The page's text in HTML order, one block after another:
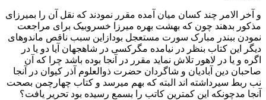
و آخر الامر چند کسان میان آمده مقرر نمودند که نقل آن را بمیرزای
مذکور بدهند چون که بهشت بهره میرزا خسروبیک برای مراجعت
نمودن ببندر مبارک سورت مستعجل بودازاین سبب ناقص ماندوهای
دیگر این کتاب بنظر در نیامده مگرکسی در شاهجهان آیا دو یا در
اگره و یا در لاهور تلاش نماید مقرر در آنجا بوده باشد چرا که آن
صاحبان دین آبادیان و شاگردان حضرت ذوالعلوم آذر کیوان در آنجا
نب ربط سیرداشته اند البته که بهم میرسد و کتاب چهارچمن بصحت
آنجا مدچونکه این کمترین کاتب را بسمع رسیده بود تحریر یافت؟